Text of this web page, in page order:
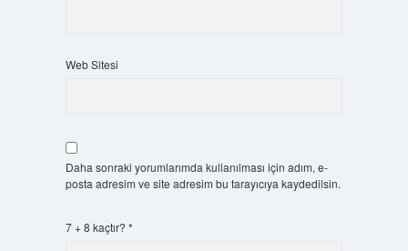
Web Sitesi
Daha sonraki yorumlarımda kullanılması için adım, e-
posta adresim ve site adresim bu tarayıcıya kaydedilsin.
7 + 8 kaçtır? *